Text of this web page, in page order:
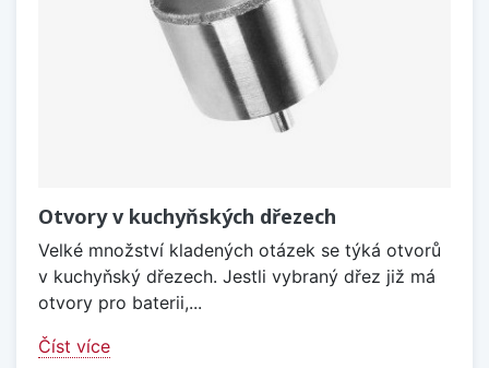
Otvory v kuchyňských dřezech
Velké množství kladených otázek se týká otvorů
v kuchyňský dřezech. Jestli vybraný dřez již má
otvory pro baterii,...
Číst více